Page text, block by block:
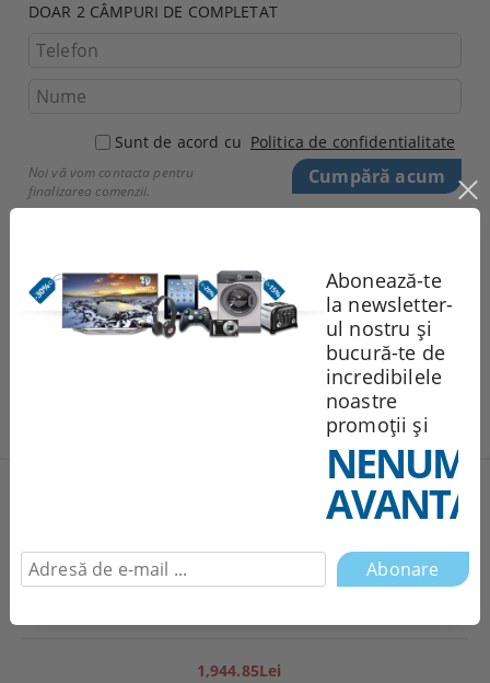
DOAR 2 CÂMPURI DE COMPLETAT
Sunt de acord cu Politica de confidentialitate
Noi vă vom contacta pentru
finalizarea comenzii.
Comentarii
1,944.85Lei
Abonează-te
la newsletter-
ul nostru și
bucură-te de
incredibilele
noastre
promoții și